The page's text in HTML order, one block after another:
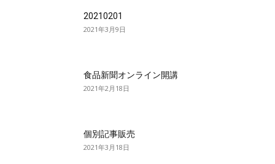
20210201
2021年3月9日
食品新聞オンライン開講
2021年2月18日
個別記事販売
2021年3月18日